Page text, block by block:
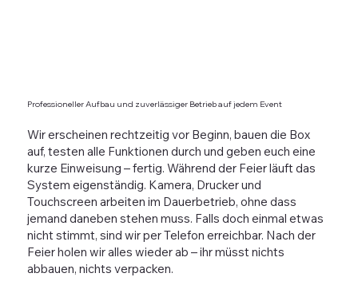
Wir erscheinen rechtzeitig vor Beginn, bauen die Box
auf, testen alle Funktionen durch und geben euch eine
kurze Einweisung – fertig. Während der Feier läuft das
System eigenständig. Kamera, Drucker und
Touchscreen arbeiten im Dauerbetrieb, ohne dass
jemand daneben stehen muss. Falls doch einmal etwas
nicht stimmt, sind wir per Telefon erreichbar. Nach der
Feier holen wir alles wieder ab – ihr müsst nichts
abbauen, nichts verpacken.
Professioneller Aufbau und zuverlässiger Betrieb auf jedem Event